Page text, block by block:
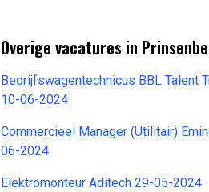
Overige vacatures in
Bedrijfswagentechnicus BBL Talent
10-06-2024
Commercieel Manager (Utilitair)
06-2024
Elektromonteur Aditech 29-05-2024